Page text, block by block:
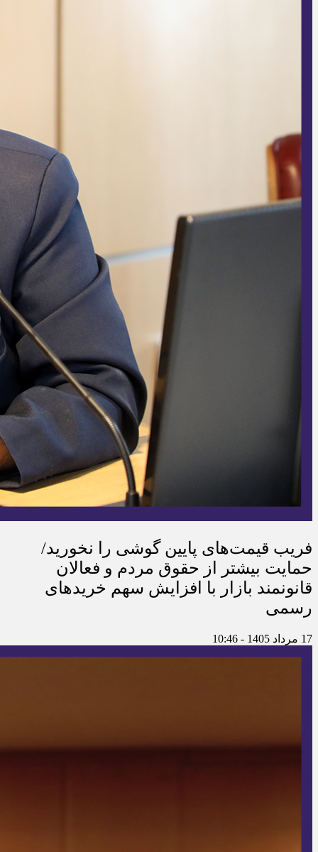
فریب قیمت‌های پایین گوشی را نخورید/
حمایت بیشتر از حقوق مردم و فعالان
قانونمند بازار با افزایش سهم خریدهای
رسمی